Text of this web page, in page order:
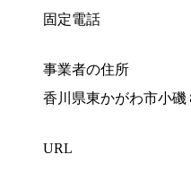
固定電話
事業者の住所
香川県東かがわ市小磯
URL